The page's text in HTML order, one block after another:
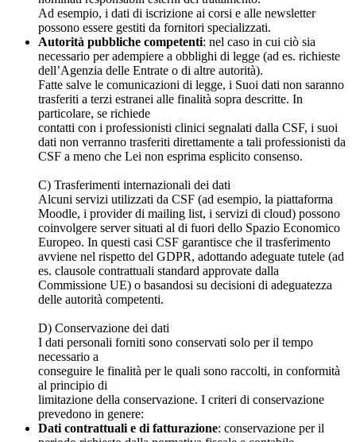
Ad esempio, i dati di iscrizione ai corsi e alle newsletter
possono essere gestiti da fornitori specializzati.
Autorità pubbliche competenti: nel caso in cui ciò sia
necessario per adempiere a obblighi di legge (ad es. richieste
dell’Agenzia delle Entrate o di altre autorità).
Fatte salve le comunicazioni di legge, i Suoi dati non saranno
trasferiti a terzi estranei alle finalità sopra descritte. In
particolare, se richiede
contatti con i professionisti clinici segnalati dalla CSF, i suoi
dati non verranno trasferiti direttamente a tali professionisti da
CSF a meno che Lei non esprima esplicito consenso.
C) Trasferimenti internazionali dei dati
Alcuni servizi utilizzati da CSF (ad esempio, la piattaforma
Moodle, i provider di mailing list, i servizi di cloud) possono
coinvolgere server situati al di fuori dello Spazio Economico
Europeo. In questi casi CSF garantisce che il trasferimento
avviene nel rispetto del GDPR, adottando adeguate tutele (ad
es. clausole contrattuali standard approvate dalla
Commissione UE) o basandosi su decisioni di adeguatezza
delle autorità competenti.
D) Conservazione dei dati
I dati personali forniti sono conservati solo per il tempo
necessario a
conseguire le finalità per le quali sono raccolti, in conformità
al principio di
limitazione della conservazione. I criteri di conservazione
prevedono in genere:
Dati contrattuali e di fatturazione: conservazione per il